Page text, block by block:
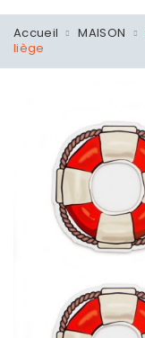
Accueil MAISON
liège